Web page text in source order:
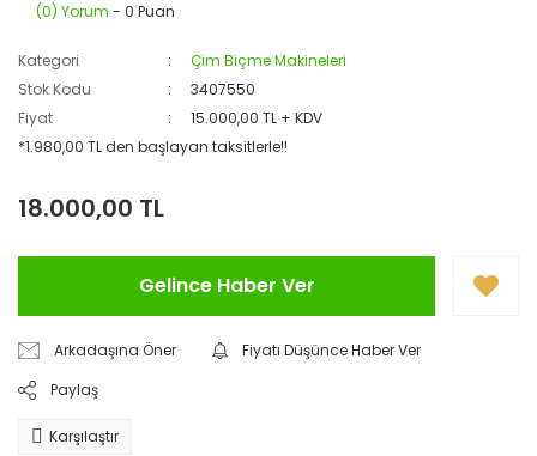
(0) Yorum - 0 Puan
Kategori
Çim Biçme Makineleri
Stok Kodu
3407550
Fiyat
15.000,00 TL + KDV
*1.980,00 TL den başlayan taksitlerle!!
18.000,00 TL
Gelince Haber Ver
Arkadaşına Öner
Fiyatı Düşünce Haber Ver
Paylaş
Karşılaştır